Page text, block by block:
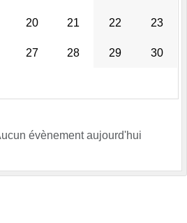
20 21 22 23
27 28 29 30
évènement aujourd'hui